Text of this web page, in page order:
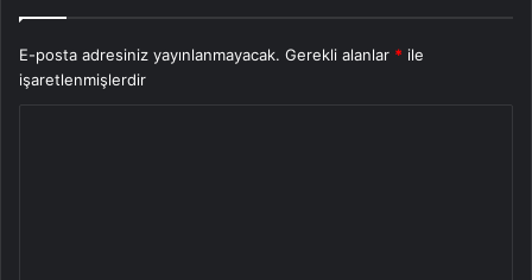
E-posta adresiniz yayınlanmayacak. Gerekli alanlar * ile
işaretlenmişlerdir